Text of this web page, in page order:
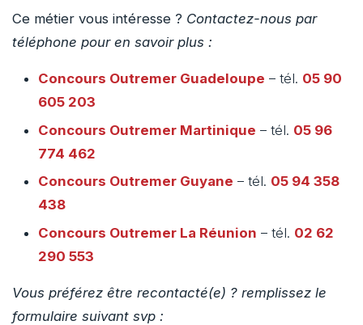
Ce métier vous intéresse ? Contactez-nous par
téléphone pour en savoir plus :
Concours Outremer Guadeloupe – tél. 05 90
605 203
Concours Outremer Martinique – tél. 05 96
774 462
Concours Outremer Guyane – tél. 05 94 358
438
Concours Outremer La Réunion – tél. 02 62
290 553
Vous préférez être recontacté(e) ? remplissez le
formulaire suivant svp :